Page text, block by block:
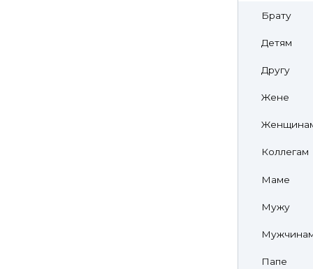
Брату
Детям
Другу
Жене
Коллегам
Маме
Мужу
Папе